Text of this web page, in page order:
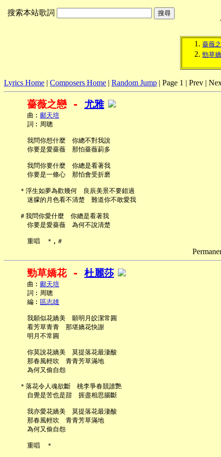
搜索本站歌詞
薔薇
勁草
Lyrics Home | Composers Home | Random Jump | Page 1 | Prev |
薔薇之戀 - 尤雅
     曲︰
鄺天培
     詞︰周聰
     我問你想什麼　你總不對我說
     你要是愛薔薇　那怕薔薇莿多
     我問你要什麼　你總是看著我
     你要是一條心　那怕會受折磨
   ＊浮生如夢為歡幾何　良辰美景不要錯過
     迷朦的月色看不清楚　難道你不敢愛我
   ＃我問你愛什麼　你總是看著我
     你要是愛薔薇　為何不說清楚
勁草嬌花 - 杜麗莎
     曲︰
鄺天培
     詞︰周聰
     編︰
區志雄
     我願似花嬌美　願明月皎潔常圓
     看芳草青青　那堪嬌花快謝
     明月不常圓
     你莫說花嬌美　莫提落花最淒酸
     那春風輕吹　青青芳草滿地
     為何又偷自怨
   ＊落花令人魂欲斷　桃李爭春競誰艷
     自覺是苦也是甜　捱盡相思腸斷
     我亦愛花嬌美　莫提落花最淒酸
     那春風輕吹　青青芳草滿地
     為何又偷自怨
     重唱　＊